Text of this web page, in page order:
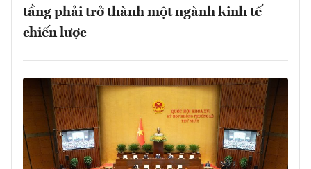
tầng phải trở thành một ngành kinh tế
chiến lược